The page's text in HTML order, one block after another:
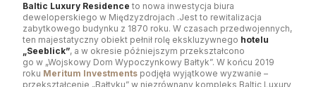
Baltic Luxury Residence to nowa inwestycja biura
deweloperskiego w Międzyzdrojach .Jest to rewitalizacja
zabytkowego budynku z 1870 roku. W czasach przedwojennych,
ten majestatyczny obiekt pełnił rolę ekskluzywnego hotelu
„Seeblick”, a w okresie późniejszym przekształcono
go w „Wojskowy Dom Wypoczynkowy Bałtyk”. W końcu 2019
roku Meritum Investments podjęła wyjątkowe wyzwanie –
przekształcenie „Bałtyku” w niezrównany kompleks Baltic Luxury